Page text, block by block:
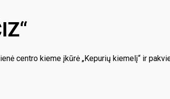
centro kieme įkūrė „Kepurių kiemelį“ ir